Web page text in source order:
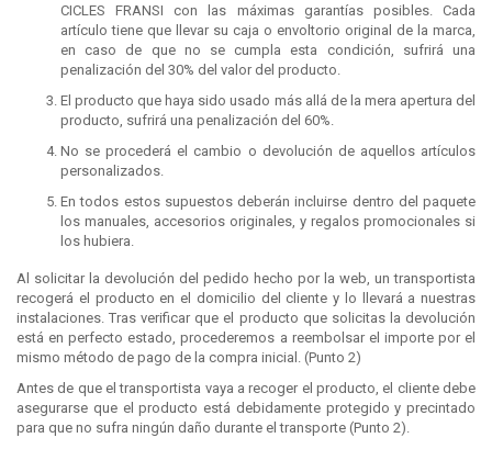
CICLES FRANSI con las máximas garantías posibles. Cada
artículo tiene que llevar su caja o envoltorio original de la marca,
en caso de que no se cumpla esta condición, sufrirá una
penalización del 30% del valor del producto.
El producto que haya sido usado más allá de la mera apertura del
producto, sufrirá una penalización del 60%.
No se procederá el cambio o devolución de aquellos artículos
personalizados.
En todos estos supuestos deberán incluirse dentro del paquete
los manuales, accesorios originales, y regalos promocionales si
los hubiera.
Al solicitar la devolución del pedido hecho por la web, un transportista
recogerá el producto en el domicilio del cliente y lo llevará a nuestras
instalaciones. Tras verificar que el producto que solicitas la devolución
está en perfecto estado, procederemos a reembolsar el importe por el
mismo método de pago de la compra inicial. (Punto 2)
Antes de que el transportista vaya a recoger el producto, el cliente debe
asegurarse que el producto está debidamente protegido y precintado
para que no sufra ningún daño durante el transporte (Punto 2).